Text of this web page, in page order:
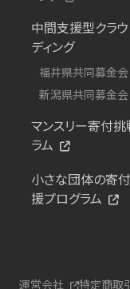
中間支援型クラウ
ディング
福井県共同募金会
新潟県共同募金会
マンスリー寄付
ラム
小さな団体の寄
援プログラム
運営会社 特定商取